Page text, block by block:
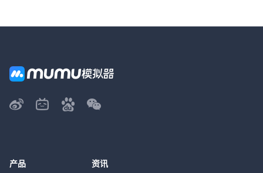
产品 资讯